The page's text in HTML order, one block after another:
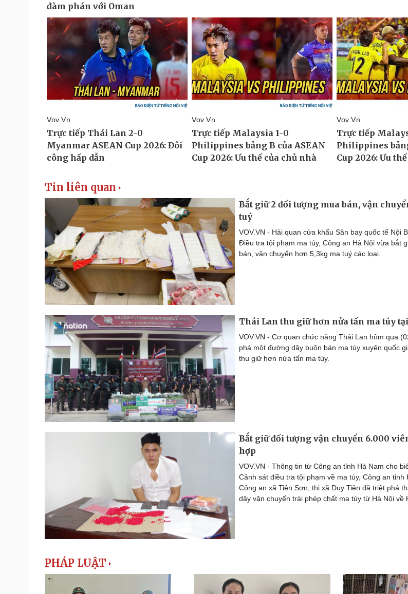
Tin liên quan
Bắt giữ 2 đối tượng mua bán, vận
tuý
VOV.VN - Hải quan cửa khẩu Sân bay quốc tế Nội
Điều tra tội phạm ma túy, Công an Hà Nội vừa bắt
bán, vận chuyển hơn 5,3kg ma tuý các loại.
Thái Lan thu giữ hơn nửa tấn ma túy
VOV.VN - Cơ quan chức năng Thái Lan hôm qua
phá một đường dây buôn bán ma túy xuyên quốc
thu giữ hơn nửa tấn ma túy.
Bắt giữ đối tượng vận chuyển 6.000
hợp
VOV.VN - Thông tin từ Công an tỉnh Hà Nam cho
Cảnh sát điều tra tội phạm về ma túy, Công an
Công an xã Tiên Sơn, thị xã Duy Tiên đã triệt phá
dây vận chuyển trái phép chất ma túy từ Hà Nội về
PHÁP LUẬT